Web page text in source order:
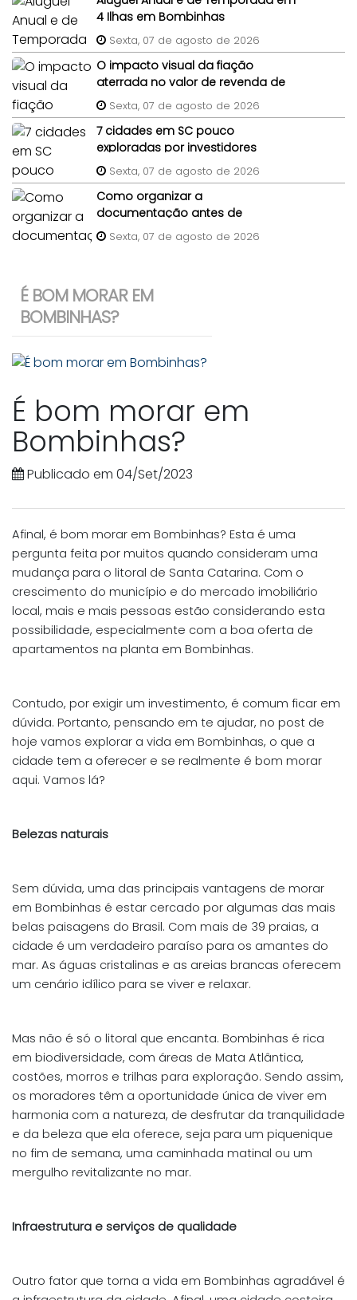
4 Ilhas em Bombinhas
Sexta, 07 de agosto de 2026
O impacto visual da fiação
aterrada no valor de revenda de
lotes em condomínios
Sexta, 07 de agosto de 2026
7 cidades em SC pouco
exploradas por investidores
imobiliários
Sexta, 07 de agosto de 2026
Como organizar a
documentação antes de
anunciar uma casa para venda
em Bombinhas?
Sexta, 07 de agosto de 2026
É BOM MORAR EM
BOMBINHAS?
É bom morar em
Bombinhas?
Publicado em 04/Set/2023
Afinal, é bom morar em Bombinhas? Esta é uma
pergunta feita por muitos quando consideram uma
mudança para o litoral de Santa Catarina. Com o
crescimento do município e do mercado imobiliário
local, mais e mais pessoas estão considerando esta
possibilidade, especialmente com a boa oferta de
apartamentos na planta em Bombinhas.
Contudo, por exigir um investimento, é comum ficar em
dúvida. Portanto, pensando em te ajudar, no post de
hoje vamos explorar a vida em Bombinhas, o que a
cidade tem a oferecer e se realmente é bom morar
aqui. Vamos lá?
Belezas naturais
Sem dúvida, uma das principais vantagens de morar
em Bombinhas é estar cercado por algumas das mais
belas paisagens do Brasil. Com mais de 39 praias, a
cidade é um verdadeiro paraíso para os amantes do
mar. As águas cristalinas e as areias brancas oferecem
um cenário idílico para se viver e relaxar.
Mas não é só o litoral que encanta. Bombinhas é rica
em biodiversidade, com áreas de Mata Atlântica,
costões, morros e trilhas para exploração. Sendo assim,
os moradores têm a oportunidade única de viver em
harmonia com a natureza, de desfrutar da tranquilidade
e da beleza que ela oferece, seja para um piquenique
no fim de semana, uma caminhada matinal ou um
mergulho revitalizante no mar.
Infraestrutura e serviços de qualidade
Outro fator que torna a vida em Bombinhas agradável é